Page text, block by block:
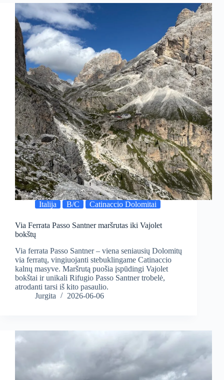
Italija B/C Catinaccio Dolomitai
Via Ferrata Passo Santner maršrutas iki Vajolet
bokštų
Via ferrata Passo Santner – viena seniausių Dolomitų
via ferratų, vingiuojanti stebuklingame Catinaccio
kalnų masyve. Maršrutą puošia įspūdingi Vajolet
bokštai ir unikali Rifugio Passo Santner trobelė,
atrodanti tarsi iš kito pasaulio.
Jurgita
2026-06-06